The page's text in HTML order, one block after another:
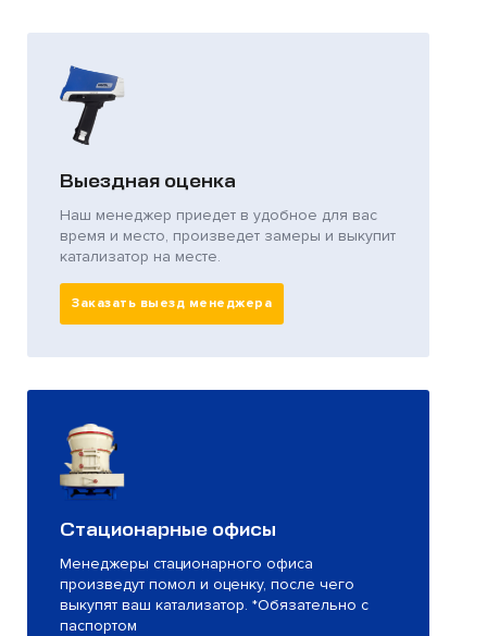
Выездная оценка
Наш менеджер приедет в удобное для вас
время и место, произведет замеры и выкупит
катализатор на месте.
Заказать выезд менеджера
Стационарные офисы
Менеджеры стационарного офиса
произведут помол и оценку, после чего
выкупят ваш катализатор. *Обязательно с
паспортом